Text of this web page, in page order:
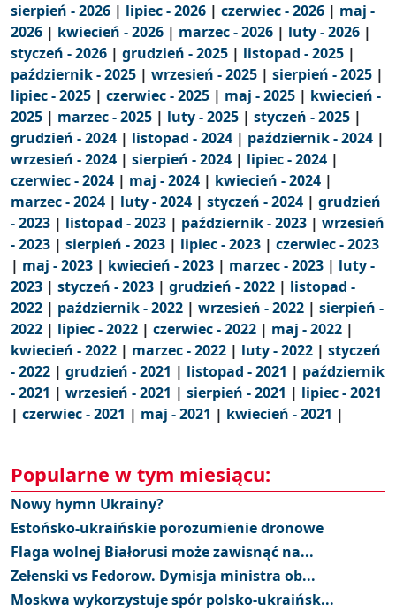
sierpień - 2026 | lipiec - 2026 | czerwiec - 2026 | maj -
2026 | kwiecień - 2026 | marzec - 2026 | luty - 2026 |
styczeń - 2026 | grudzień - 2025 | listopad - 2025 |
październik - 2025 | wrzesień - 2025 | sierpień - 2025 |
lipiec - 2025 | czerwiec - 2025 | maj - 2025 | kwiecień -
2025 | marzec - 2025 | luty - 2025 | styczeń - 2025 |
grudzień - 2024 | listopad - 2024 | październik - 2024 |
wrzesień - 2024 | sierpień - 2024 | lipiec - 2024 |
czerwiec - 2024 | maj - 2024 | kwiecień - 2024 |
marzec - 2024 | luty - 2024 | styczeń - 2024 | grudzień
- 2023 | listopad - 2023 | październik - 2023 | wrzesień
- 2023 | sierpień - 2023 | lipiec - 2023 | czerwiec - 2023
| maj - 2023 | kwiecień - 2023 | marzec - 2023 | luty -
2023 | styczeń - 2023 | grudzień - 2022 | listopad -
2022 | październik - 2022 | wrzesień - 2022 | sierpień -
2022 | lipiec - 2022 | czerwiec - 2022 | maj - 2022 |
kwiecień - 2022 | marzec - 2022 | luty - 2022 | styczeń
- 2022 | grudzień - 2021 | listopad - 2021 | październik
- 2021 | wrzesień - 2021 | sierpień - 2021 | lipiec - 2021
| czerwiec - 2021 | maj - 2021 | kwiecień - 2021 |
Popularne w tym miesiącu:
Nowy hymn Ukrainy?
Estońsko-ukraińskie porozumienie dronowe
Flaga wolnej Białorusi może zawisnąć na...
Zełenski vs Fedorow. Dymisja ministra ob...
Moskwa wykorzystuje spór polsko-ukraińsk...